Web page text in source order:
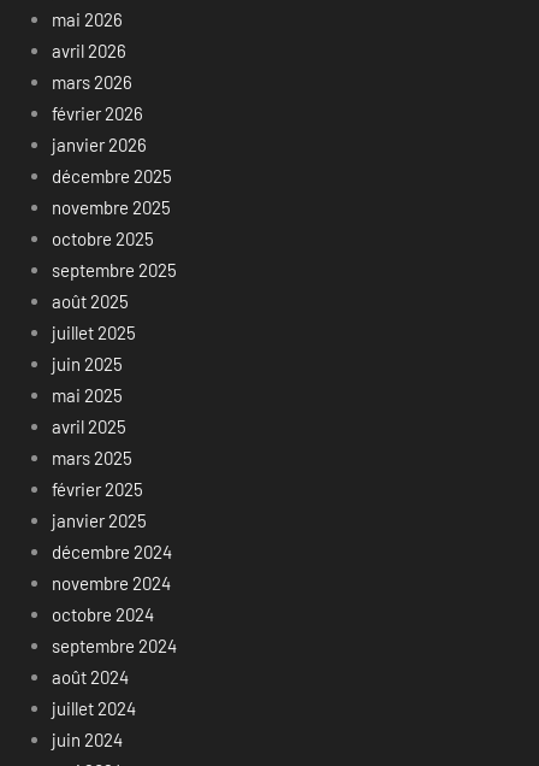
mai 2026
avril 2026
mars 2026
février 2026
janvier 2026
décembre 2025
novembre 2025
octobre 2025
septembre 2025
août 2025
juillet 2025
juin 2025
mai 2025
avril 2025
mars 2025
février 2025
janvier 2025
décembre 2024
novembre 2024
octobre 2024
septembre 2024
août 2024
juillet 2024
juin 2024